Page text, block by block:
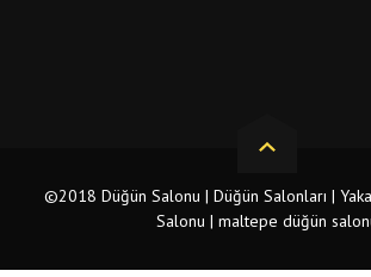
©2018 Düğün Salonu | Düğün Salonları |
Salonu | maltepe düğün